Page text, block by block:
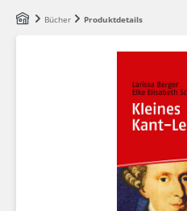
Zum Hauptinhalt springen
Bücher Produktdetails